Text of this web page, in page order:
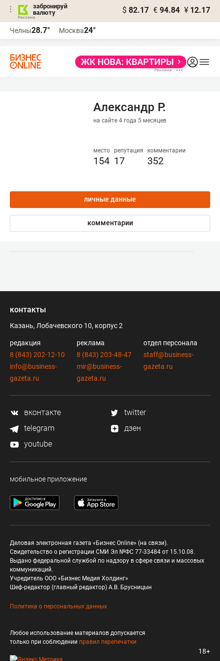
забронируй
валюту
$ 82.17 € 94.84 ¥ 12.17
Челны28.7° Москва24°
Александр Р.
на сайте 4 года 5 месяцев
место
154
репутация
17
комментарии
352
личные данные
комментарии
контакты
Казань, Лобачевского 10, корпус 2
редакция
8 (843) 202-12-10
info@business-
gazeta.ru
реклама
8 (843) 203-48-47
mir@business-
gazeta.ru
отдел персонала
staff@business-
gazeta.ru
вконтакте
twitter
telegram
дзен
youtube
мобильное приложение
Деловая электронная газета «Бизнес Online» (на связи).
Свидетельство о регистрации СМИ Эл №ФС 77-33484 от 15.10.08.
Выдано федеральной службой по надзору в сфере связи и массовых
коммуникаций.
Учредитель ООО «Бизнес Медия Холдинг»
Шеф-редактор (главный редактор) А.В. Брусницын
Политика о персональных данных
Любое использование материалов допускается
только при соблюдении правил перепечатки
18+